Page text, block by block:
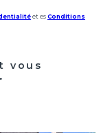
et es Conditions
vous